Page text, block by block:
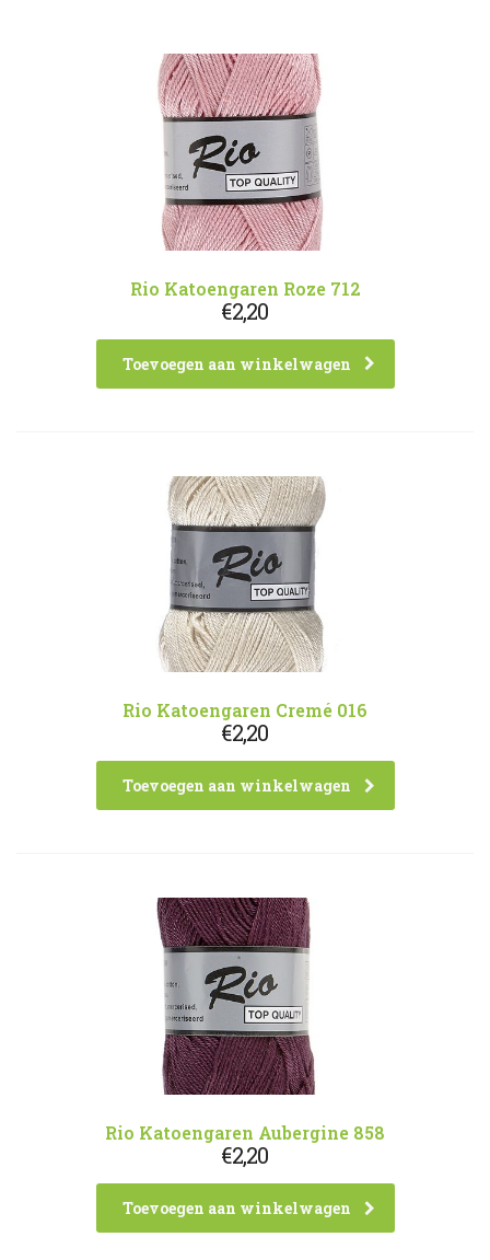
Rio Katoengaren Roze 712
€2,20
Toevoegen aan winkelwagen
Rio Katoengaren Cremé 016
€2,20
Toevoegen aan winkelwagen
Rio Katoengaren Aubergine 858
€2,20
Toevoegen aan winkelwagen